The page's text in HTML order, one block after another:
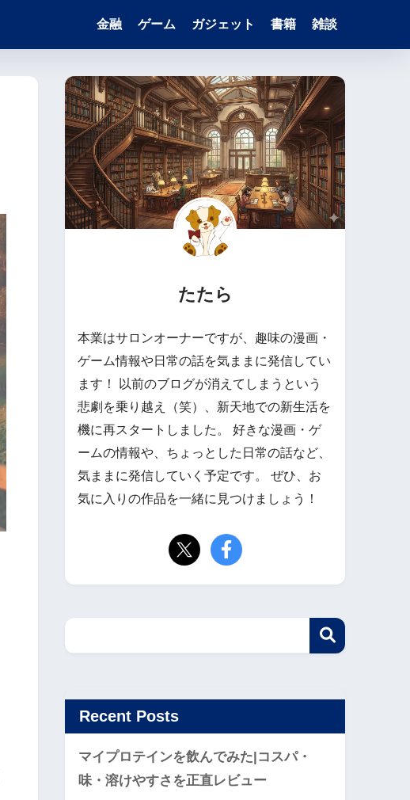
金融 ゲーム ガジェット 書籍 雑談
たたら
本業はサロンオーナーですが、趣味の漫画・
ゲーム情報や日常の話を気ままに発信してい
ます！ 以前のブログが消えてしまうという
悲劇を乗り越え（笑）、新天地での新生活を
機に再スタートしました。 好きな漫画・ゲ
ームの情報や、ちょっとした日常の話など、
気ままに発信していく予定です。 ぜひ、お
気に入りの作品を一緒に見つけましょう！
Recent Posts
マイプロテインを飲んでみた|コスパ・
味・溶けやすさを正直レビュー